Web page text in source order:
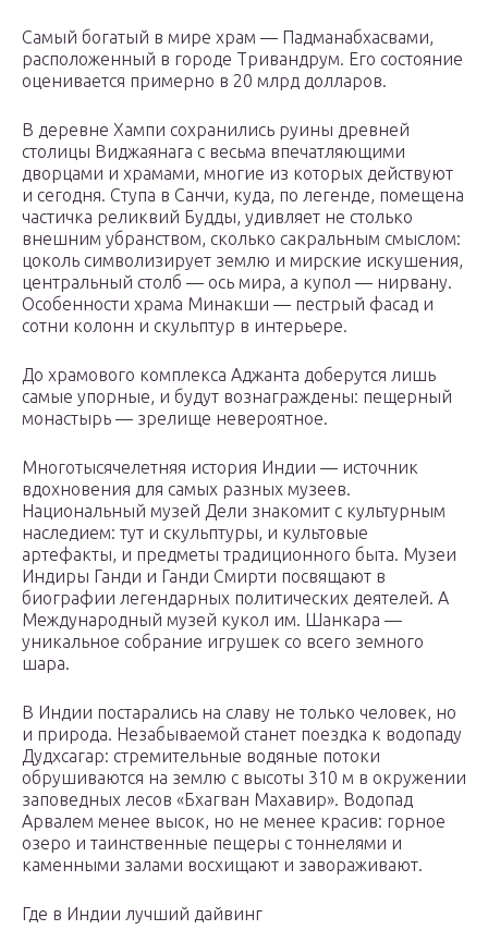
Самый богатый в мире храм — Падманабхасвами,
расположенный в городе Тривандрум. Его состояние
оценивается примерно в 20 млрд долларов.
В деревне Хампи сохранились руины древней
столицы Виджаянага с весьма впечатляющими
дворцами и храмами, многие из которых действуют
и сегодня. Ступа в Санчи, куда, по легенде, помещена
частичка реликвий Будды, удивляет не столько
внешним убранством, сколько сакральным смыслом:
цоколь символизирует землю и мирские искушения,
центральный столб — ось мира, а купол — нирвану.
Особенности храма Минакши — пестрый фасад и
сотни колонн и скульптур в интерьере.
До храмового комплекса Аджанта доберутся лишь
самые упорные, и будут вознаграждены: пещерный
монастырь — зрелище невероятное.
Многотысячелетняя история Индии — источник
вдохновения для самых разных музеев.
Национальный музей Дели знакомит с культурным
наследием: тут и скульптуры, и культовые
артефакты, и предметы традиционного быта. Музеи
Индиры Ганди и Ганди Смирти посвящают в
биографии легендарных политических деятелей. А
Международный музей кукол им. Шанкара —
уникальное собрание игрушек со всего земного
шара.
В Индии постарались на славу не только человек, но
и природа. Незабываемой станет поездка к водопаду
Дудхсагар: стремительные водяные потоки
обрушиваются на землю с высоты 310 м в окружении
заповедных лесов «Бхагван Махавир». Водопад
Арвалем менее высок, но не менее красив: горное
озеро и таинственные пещеры с тоннелями и
каменными залами восхищают и завораживают.
Где в Индии лучший дайвинг